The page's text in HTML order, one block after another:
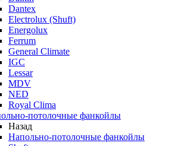
Dantex
Electrolux (Shuft)
Energolux
Ferrum
General Climate
IGC
Lessar
MDV
NED
Royal Clima
потолочные фанкойлы
Назад
Напольно-потолочные фанкойлы